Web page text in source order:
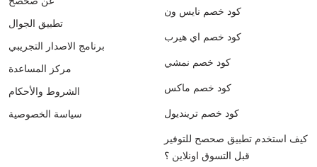
تطبيق الجوال
برنامج الاصدار التجريبي
مركز المساعدة
الشروط والأحكام
سياسة الخصوصية
كود خصم نايس ون
كود خصم اي هيرب
كود خصم نمشي
كود خصم ماكس
كود خصم ترينديول
كيف استخدم تطبيق صحصح للتوفير
قبل التسوق اونلاين ؟